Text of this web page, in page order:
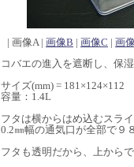
| 画像A | 画像B | 画像C | 画
コバエの進入を遮断し、保
サイズ(mm) = 181×124×112
容量：1.4L
フタは横からはめ込むスライ
0.2㎜幅の通気口が全部で
フタも透明だから、上から